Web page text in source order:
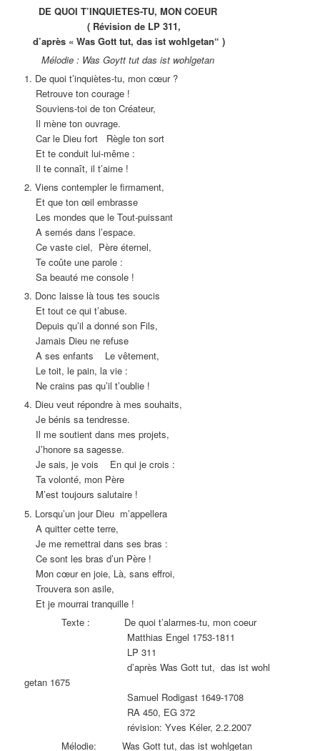
DE QUOI T’INQUIETES-TU, MON COEUR
( Révision de LP 311,
d’après « Was Gott tut, das ist wohlgetan“ )
Mélodie : Was Goytt tut das ist wohlgetan
1. De quoi t’inquiètes-tu, mon cœur ?
Retrouve ton courage !
Souviens-toi de ton Créateur,
Il mène ton ouvrage.
Car le Dieu fort Règle ton sort
Et te conduit lui-même :
Il te connaît, il t’aime !
2. Viens contempler le firmament,
Et que ton œil embrasse
Les mondes que le Tout-puissant
A semés dans l’espace.
Ce vaste ciel, Père éternel,
Te coûte une parole :
Sa beauté me console !
3. Donc laisse là tous tes soucis
Et tout ce qui t’abuse.
Depuis qu’il a donné son Fils,
Jamais Dieu ne refuse
A ses enfants Le vêtement,
Le toit, le pain, la vie :
Ne crains pas qu’il t’oublie !
4. Dieu veut répondre à mes souhaits,
Je bénis sa tendresse.
Il me soutient dans mes projets,
J’honore sa sagesse.
Je sais, je vois En qui je crois :
Ta volonté, mon Père
M’est toujours salutaire !
5. Lorsqu’un jour Dieu m’appellera
A quitter cette terre,
Je me remettrai dans ses bras :
Ce sont les bras d’un Père !
Mon cœur en joie, Là, sans effroi,
Trouvera son asile,
Et je mourrai tranquille !
Texte : De quoi t’alarmes-tu, mon coeur
Matthias Engel 1753-1811
LP 311
d’après Was Gott tut, das ist wohl
getan 1675
Samuel Rodigast 1649-1708
RA 450, EG 372
révision: Yves Kéler, 2.2.2007
Mélodie: Was Gott tut, das ist wohlgetan